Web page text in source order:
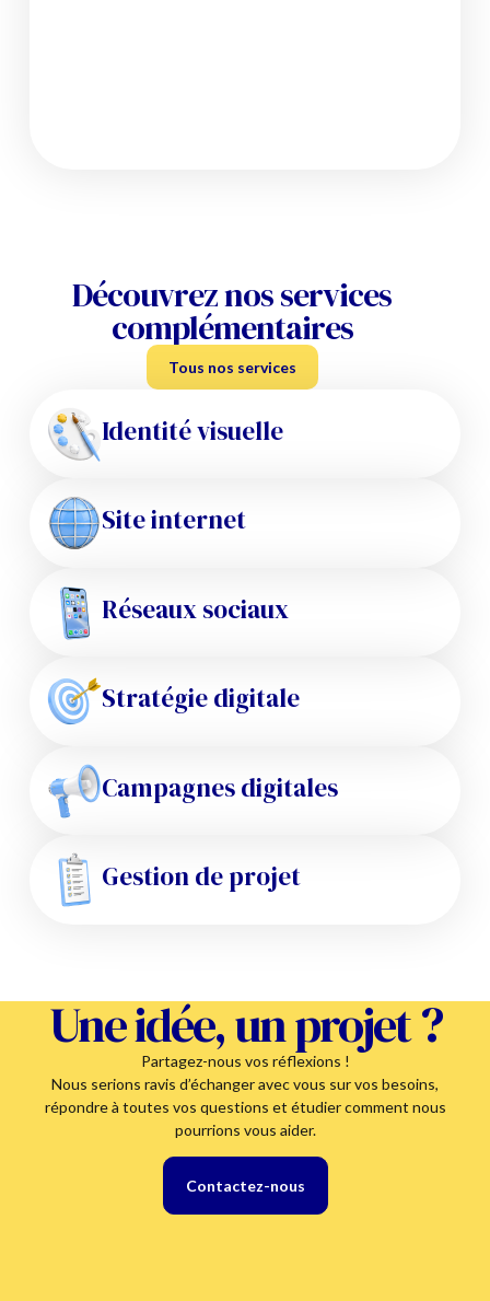
Découvrez nos services
complémentaires
Tous nos services
Identité visuelle
Site internet
Réseaux sociaux
Stratégie digitale
Campagnes digitales
Gestion de projet
Une idée, un projet ?
Partagez-nous vos réflexions !
Nous serions ravis d’échanger avec vous sur vos besoins,
répondre à toutes vos questions et étudier comment nous
pourrions vous aider.
Contactez-nous